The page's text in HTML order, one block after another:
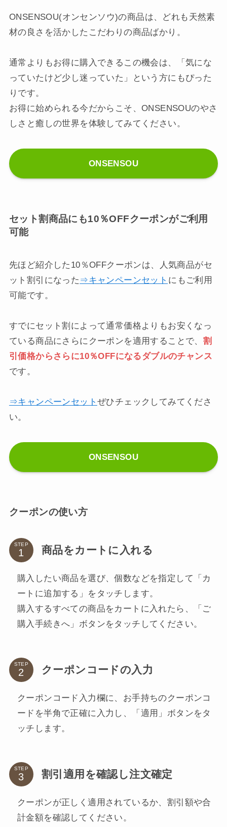
ONSENSOU(オンセンソウ)の商品は、どれも天然素
材の良さを活かしたこだわりの商品ばかり。
通常よりもお得に購入できるこの機会は、「気にな
っていたけど少し迷っていた」という方にもぴった
りです。
お得に始められる今だからこそ、ONSENSOUのやさ
しさと癒しの世界を体験してみてください。
ONSENSOU
セット割商品にも10％OFFクーポンがご利用
可能
先ほど紹介した10％OFFクーポンは、人気商品がセ
ット割引になった ⇒キャンペーンセット にもご利用
可能です。
すでにセット割によって通常価格よりもお安くなっ
ている商品にさらにクーポンを適用することで、 割
引価格からさらに10％OFFになるダブルのチャンス
です。
⇒キャンペーンセット ぜひチェックしてみてくださ
い。
ONSENSOU
クーポンの使い方
STEP 商品をカートに入れる
購入したい商品を選び、個数などを指定して「カ
ートに追加する」をタッチします。
購入するすべての商品をカートに入れたら、「ご
購入手続きへ」ボタンをタッチしてください。
STEP クーポンコードの入力
クーポンコード入力欄に、お手持ちのクーポンコ
ードを半角で正確に入力し、「適用」ボタンをタ
ッチします。
STEP 割引適用を確認し注文確定
クーポンが正しく適用されているか、割引額や合
計金額を確認してください。